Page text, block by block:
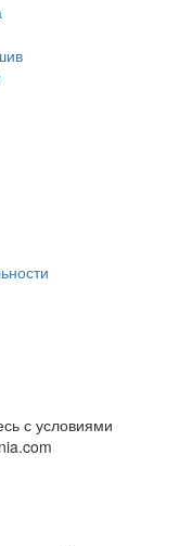
с условиями